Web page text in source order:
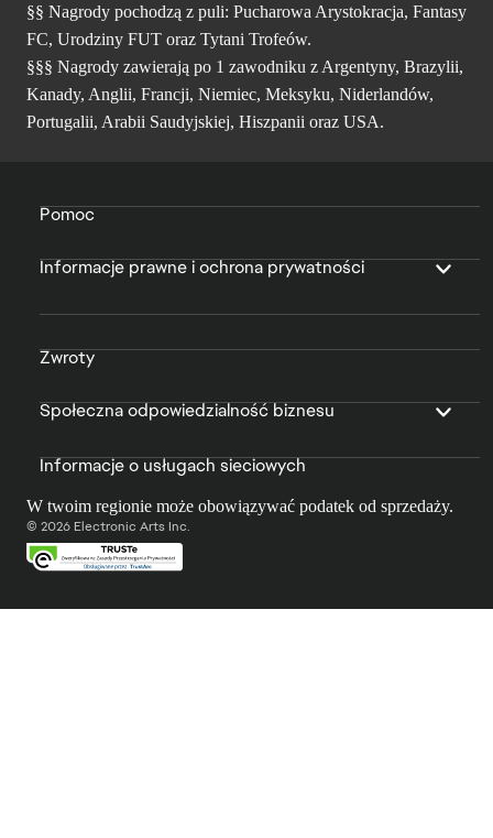
§§ Nagrody pochodzą z puli: Pucharowa Arystokracja, Fantasy
FC, Urodziny FUT oraz Tytani Trofeów.
§§§ Nagrody zawierają po 1 zawodniku z Argentyny, Brazylii,
Kanady, Anglii, Francji, Niemiec, Meksyku, Niderlandów,
Portugalii, Arabii Saudyjskiej, Hiszpanii oraz USA.
Pomoc
Informacje prawne i ochrona prywatności
Zwroty
Społeczna odpowiedzialność biznesu
Informacje o usługach sieciowych
W twoim regionie może obowiązywać podatek od sprzedaży.
© 2026 Electronic Arts Inc.